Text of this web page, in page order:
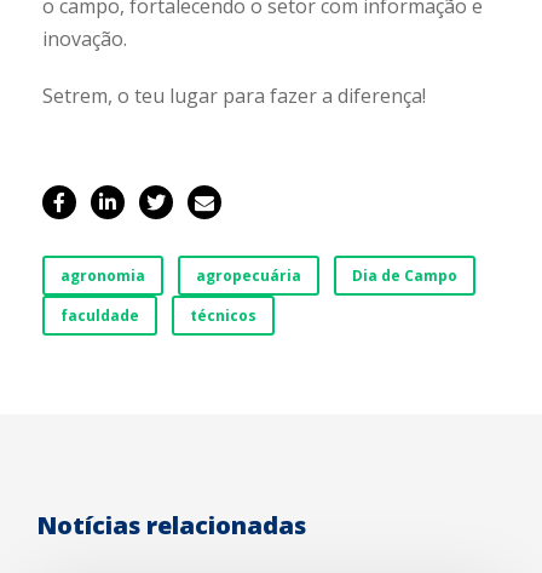
o campo, fortalecendo o setor com informação e
inovação.
Setrem, o teu lugar para fazer a diferença!
agronomia agropecuária
Dia de Campo
faculdade
técnicos
Notícias relacionadas